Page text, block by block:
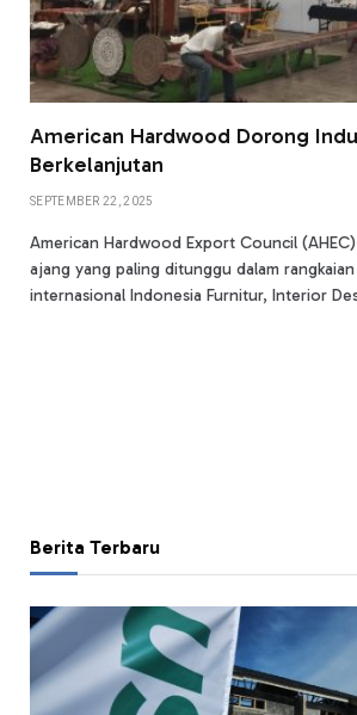
American Hardwood Dorong
Berkelanjutan
SEPTEMBER 22, 2025
American Hardwood Export Council
ajang yang paling ditunggu dalam
internasional Indonesia Furnitur, Interior
Berita Terbaru